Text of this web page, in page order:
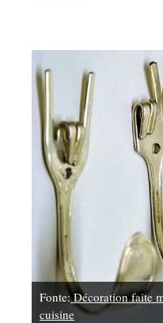
Fonte:Décoration faite
cuisine